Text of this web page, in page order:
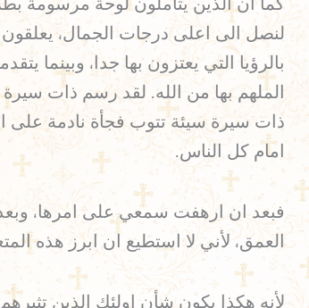
كما ان الذين يتأملون لوحة مرسومة
لنصل الى اعلى درجات الجمال، يعلقون
بالرؤيا التي يعتزون بها جدا،
الملهم بها من الله. لقد رسم ذات سيرة
ذات سيرة سيئة تتوب فجأة نادمة على
امام كل الناس.
فبعد ان ارهفت سمعي على امرها، وبعد
العمق، لأني لا استطيع ان ابرز هذه